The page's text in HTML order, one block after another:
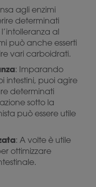
agli enzimi
determinati
al
può anche esserti
vari carboidrati.
: Imparando
intestini, puoi agire
determinati
sotto la
può essere utile
: A volte è utile
ottimizzare